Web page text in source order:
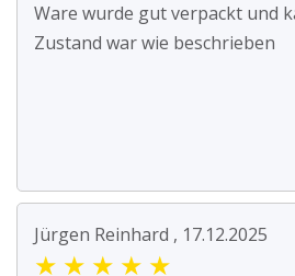
Ware wurde gut verpackt und
Zustand war wie beschrieben
Jürgen Reinhard , 17.12.2025
★ ★ ★ ★ ★